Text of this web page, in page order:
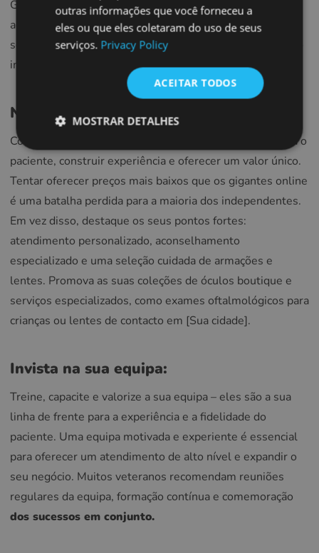
Glasson, para otimizar as operações, oferecer
agendamento online e gerenciar o estoque, mas lembre-
se de que uma recepção calorosa e um toque pessoal são
insubstituíveis.
Glasson.app
Não concorra apenas pelo preço:
Concentre-se em criar uma experiência excepcional para o
paciente, construir experiência e oferecer um valor único.
Tentar oferecer preços mais baixos que os gigantes online
é uma batalha perdida para a maioria dos independentes.
Em vez disso, destaque os seus pontos fortes:
atendimento personalizado, aconselhamento
especializado e uma seleção cuidada de armações e
lentes. Promova as suas coleções de óculos boutique e
serviços especializados, como exames oftalmológicos para
crianças ou lentes de contacto em [Sua cidade].
Invista na sua equipa:
Treine, capacite e valorize a sua equipa – eles são a sua
linha de frente para a experiência e a fidelidade do
paciente. Uma equipa motivada e experiente é essencial
para oferecer um atendimento de alto nível e expandir o
seu negócio. Muitos veteranos recomendam reuniões
regulares da equipa, formação contínua e comemoração
dos sucessos em conjunto.
FRENCH
LITHUANIAN
ROMANIAN
DUTCH
HUNGARIAN
SLOVENIAN
SWEDISH
RUSSIAN
outras informações que você forneceu a
eles ou que eles coletaram do uso de seus
serviços. Privacy Policy
ACEITAR TODOS
MOSTRAR DETALHES